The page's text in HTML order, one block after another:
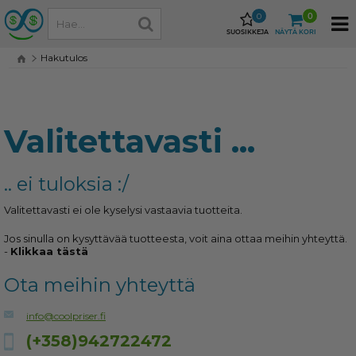
SUOSIKKEJA
0
NÄYTÄ KORI
0
Hakutulos
Valitettavasti ...
.. ei tuloksia :/
Valitettavasti ei ole kyselysi vastaavia tuotteita.
Jos sinulla on kysyttävää tuotteesta, voit aina ottaa meihin yhteyttä.
- Klikkaa tästä
Ota meihin yhteyttä
info@coolpriser.fi
(+358)942722472